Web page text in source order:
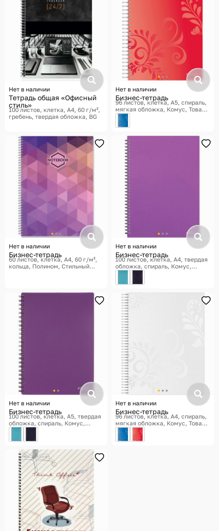
Нет в наличии
Тетрадь общая «Офисный
стиль»
100 листов, клетка, A4, 60 г/м²,
гребень, твердая обложка BG
Нет в наличии
Бизнес-тетрадь
96 листов, клетка, A5, спираль,
мягкая обложка Комус, Товары
для офиса Русская серия
Нет в наличии
Бизнес-тетрадь
60 листов, клетка, A4, 60 г/м²,
кольца Полином, Стильный
Нет в наличии
Бизнес-тетрадь
100 листов, клетка, A4, твердая
обложка, спираль Комус,
Товары для офиса Classic
Нет в наличии
Бизнес-тетрадь
100 листов, клетка, A5, твердая
обложка, спираль Комус,
Товары для офиса Classic
Нет в наличии
Бизнес-тетрадь
96 листов, клетка, A4, спираль,
мягкая обложка Комус, Товары
для офиса Русская серия